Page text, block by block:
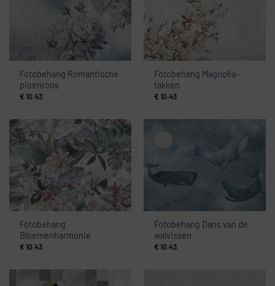
Fotobehang Romantische
pioenroos
€ 10.43
Fotobehang Magnolia-
takken
€ 10.43
Fotobehang
Bloemenharmonie
€ 10.43
Fotobehang Dans van de
walvissen
€ 10.43